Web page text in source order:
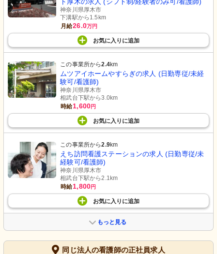
ト厚木の求人 (シフト制/経験者のみ可/看護師)
神奈川県厚木市
下溝駅から1.5km
月給26.0万円
お気に入り に追加
この事業所から2.4km
ムツアイホームやすらぎの求人 (日勤専従/未経
験可/看護師)
神奈川県厚木市
相武台下駅から3.0km
時給1,600円
お気に入り に追加
この事業所から2.9km
えち訪問看護ステーションの求人 (日勤専従/未
経験可/看護師)
神奈川県厚木市
相武台下駅から2.1km
時給1,800円
お気に入り に追加
もっと見る
同じ法人の看護師の正社員求人